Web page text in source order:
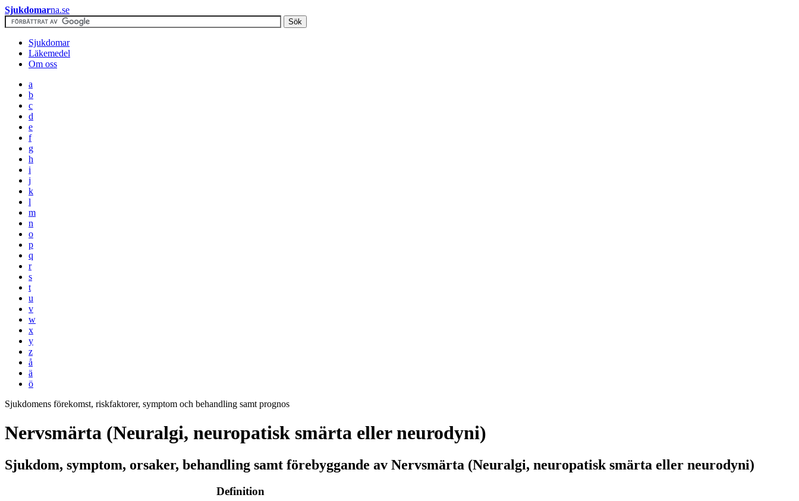
Sjukdomarna.se
Sjukdomar
Läkemedel
Om oss
a
b
c
d
e
f
g
h
i
j
k
l
m
n
o
p
q
r
s
t
u
v
w
x
y
z
å
ä
ö
Sjukdomens förekomst, riskfaktorer, symptom och behandling samt prognos
Nervsmärta (Neuralgi, neuropatisk smärta eller neurodyni)
Sjukdom, symptom, orsaker, behandling samt förebyggande av Nervsmärta (Neuralgi, neuropatisk smärta eller neurodyni)
Definition